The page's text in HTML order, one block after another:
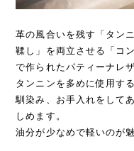
革の風合いを残す「タン
鞣し」を両立させる「コ
で作られたパティーナレザ
タンニンを多めに使用す
馴染み、お手入れをして
しめます。
油分が少なめで軽いのが